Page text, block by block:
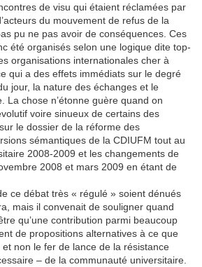
de visu qui étaient réclamées par
du mouvement de refus de la
pu ne pas avoir de conséquences. Ces
été organisés selon une logique dite top-
organisations internationales cher à
qui a des effets immédiats sur le degré
jour, la nature des échanges et le
La chose n’étonne guère quand on
voire sinueux de certains des
le dossier de la réforme des
sémantiques de la CDIUFM tout au
2008-2009 et les changements de
2008 et mars 2009 en étant de
ce débat très « régulé » soient dénués
mais il convenait de souligner quand
qu’une contribution parmi beaucoup
de propositions alternatives à ce que
et non le fer de lance de la résistance
– de la communauté universitaire.